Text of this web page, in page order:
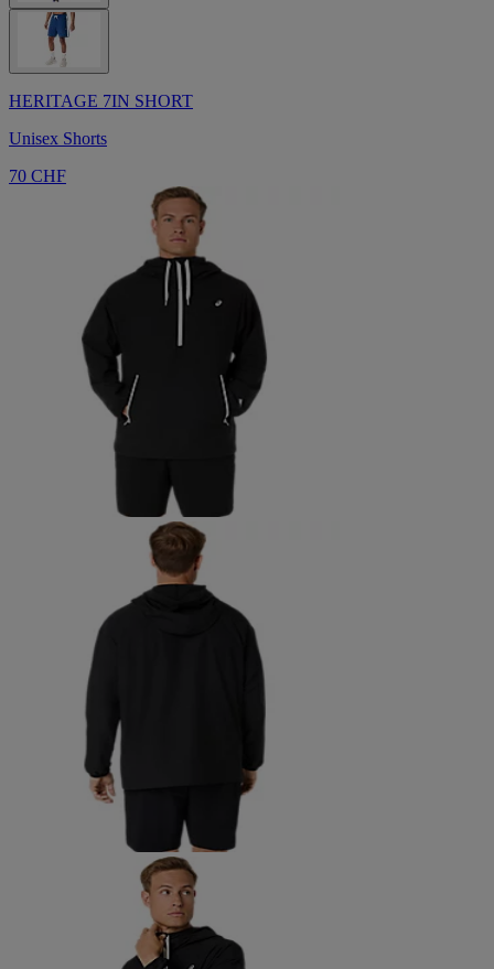
HERITAGE 7IN SHORT
Unisex Shorts
70 CHF